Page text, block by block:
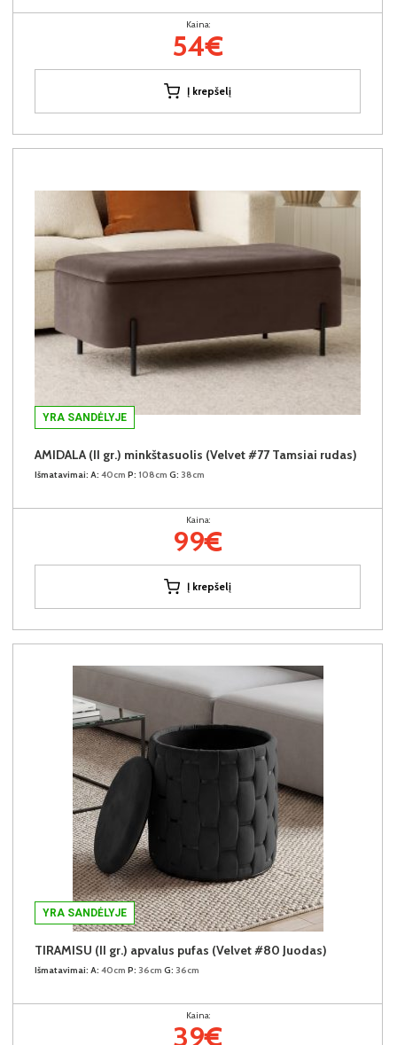
Kaina:
54€
Į krepšelį
YRA SANDĖLYJE
AMIDALA (II gr.) minkštasuolis (Velvet #77 Tamsiai rudas)
Išmatavimai: A: 40cm P: 108cm G: 38cm
Kaina:
99€
Į krepšelį
YRA SANDĖLYJE
TIRAMISU (II gr.) apvalus pufas (Velvet #80 Juodas)
Išmatavimai: A: 40cm P: 36cm G: 36cm
Kaina:
39€